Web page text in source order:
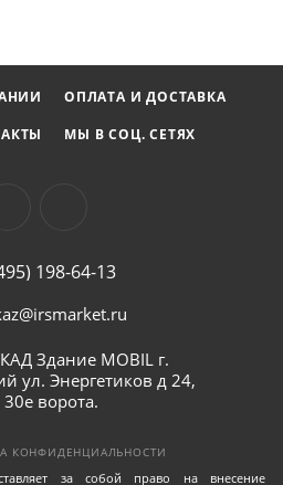
и безопасности.
ОПЛАТА И ДОСТАВКА
МЫ В СОЦ. СЕТЯХ
198-64-13
Здание MOBIL г.
ул. Энергетиков д 24,
30е ворота.
КОНФИДЕНЦИАЛЬНОСТИ
за собой право на внесение